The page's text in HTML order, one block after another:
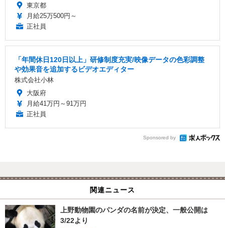
東京都
月給25万500円～
正社員
「年間休日120日以上」研修制度充実/映像データの色彩調整
や効果音を追加するビデオエディター
株式会社小林
大阪府
月給41万円～91万円
正社員
Sponsored by
関連ニュース
上野動物園のパンダの名前が決定、一般公開は
3/22より